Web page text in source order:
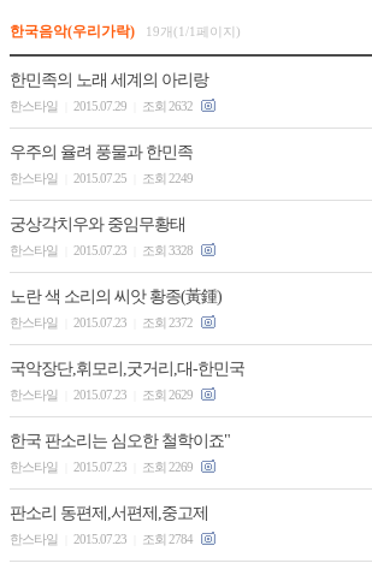
한국음악(우리가락) 19개(1/1페이지)
한민족의 노래 세계의 아리랑
한스타일 2015.07.29 조회 2632
우주의 율려 풍물과 한민족
한스타일 2015.07.25 조회 2249
궁상각치우와 중임무황태
한스타일 2015.07.23 조회 3328
노란 색 소리의 씨앗 황종(黃鍾)
한스타일 2015.07.23 조회 2372
국악장단,휘모리,굿거리,대-한민국
한스타일 2015.07.23 조회 2629
한국 판소리는 심오한 철학이죠"
한스타일 2015.07.23 조회 2269
판소리 동편제,서편제,중고제
한스타일 2015.07.23 조회 2784